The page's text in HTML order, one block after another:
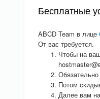
Бесплатные
ABCD Team в лице
От вас требуется.
Чтобы на
Потом
Далее вам